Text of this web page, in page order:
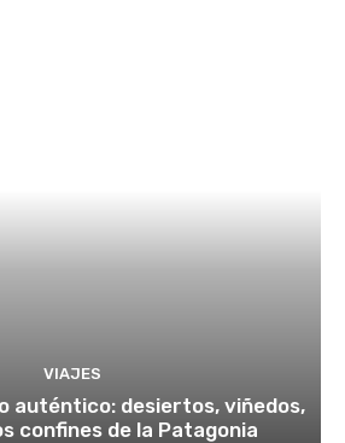
VIAJES
auténtico: desiertos, viñedos,
confines de la Patagonia